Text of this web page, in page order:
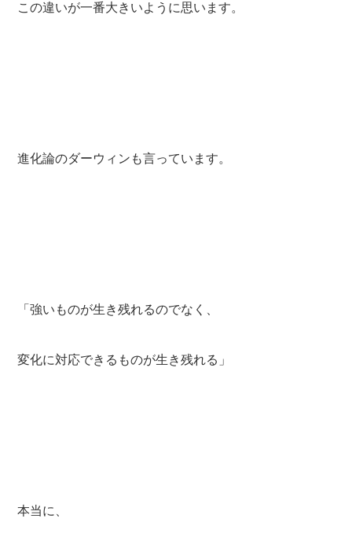
この違いが一番大きいように思います。
進化論のダーウィンも言っています。
「強いものが生き残れるのでなく、
変化に対応できるものが生き残れる」
本当に、